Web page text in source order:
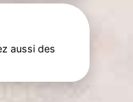
aussi des